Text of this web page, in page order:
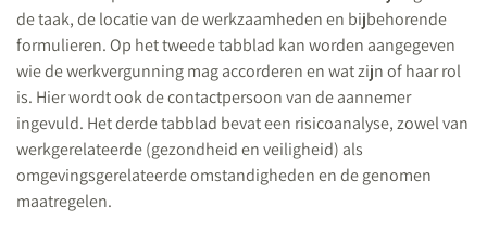
de taak, de locatie van de werkzaamheden en bijbehorende
formulieren. Op het tweede tabblad kan worden aangegeven
wie de werkvergunning mag accorderen en wat zijn of haar rol
is. Hier wordt ook de contactpersoon van de aannemer
ingevuld. Het derde tabblad bevat een risicoanalyse, zowel van
werkgerelateerde (gezondheid en veiligheid) als
omgevingsgerelateerde omstandigheden en de genomen
maatregelen.